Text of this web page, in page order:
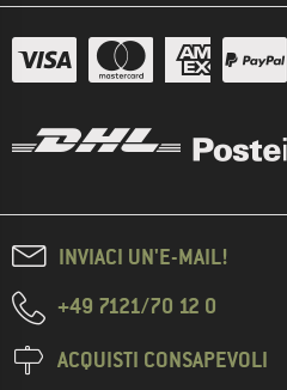
INVIACI UN'E-MAIL!
+49 7121/70 12 0
ACQUISTI CONSAPEVOLI